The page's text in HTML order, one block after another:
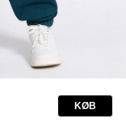
KØB